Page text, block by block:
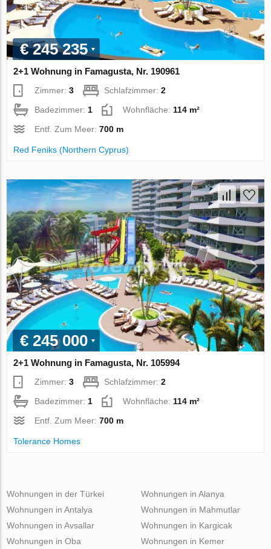
€ 245 235
2+1 Wohnung in Famagusta, Nr. 190961
Zimmer:3 Schlafzimmer:2
Badezimmer: 1 Wohnfläche: 114 m²
Entf. Zum Meer:700 m
Red Feniks (Northern Cyprus)
€ 245 000
2+1 Wohnung in Famagusta, Nr. 105994
Zimmer:3 Schlafzimmer:2
Badezimmer: 1 Wohnfläche: 114 m²
Entf. Zum Meer:700 m
Tolerance Homes
Wohnungen in der Türkei
Wohnungen in Antalya
Wohnungen in Avsallar
Wohnungen in Oba
Wohnungen in Alanya
Wohnungen in Mahmutlar
Wohnungen in Kargicak
Wohnungen in Kemer